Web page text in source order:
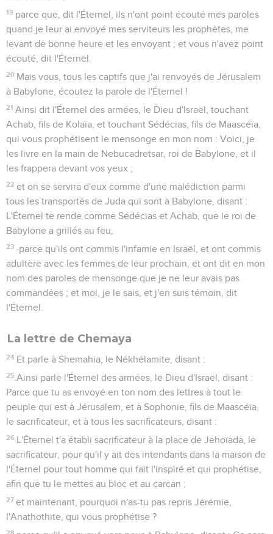
19 parce que, dit l'Éternel, ils n'ont point écouté mes paroles
quand je leur ai envoyé mes serviteurs les prophètes, me
levant de bonne heure et les envoyant ; et vous n'avez point
écouté, dit l'Éternel.
20 Mais vous, tous les captifs que j'ai renvoyés de Jérusalem
à Babylone, écoutez la parole de l'Éternel !
21 Ainsi dit l'Éternel des armées, le Dieu d'Israël, touchant
Achab, fils de Kolaïa, et touchant Sédécias, fils de Maascéïa,
qui vous prophétisent le mensonge en mon nom : Voici, je
les livre en la main de Nebucadretsar, roi de Babylone, et il
les frappera devant vos yeux ;
22 et on se servira d'eux comme d'une malédiction parmi
tous les transportés de Juda qui sont à Babylone, disant :
L'Éternel te rende comme Sédécias et Achab, que le roi de
Babylone a grillés au feu,
23 -parce qu'ils ont commis l'infamie en Israël, et ont commis
adultère avec les femmes de leur prochain, et ont dit en mon
nom des paroles de mensonge que je ne leur avais pas
commandées ; et moi, je le sais, et j'en suis témoin, dit
l'Éternel.
La lettre de Chemaya
24 Et parle à Shemahia, le Nékhélamite, disant :
25 Ainsi parle l'Éternel des armées, le Dieu d'Israël, disant :
Parce que tu as envoyé en ton nom des lettres à tout le
peuple qui est à Jérusalem, et à Sophonie, fils de Maascéïa,
le sacrificateur, et à tous les sacrificateurs, disant :
26 L'Éternel t'a établi sacrificateur à la place de Jehoïada, le
sacrificateur, pour qu'il y ait des intendants dans la maison de
l'Éternel pour tout homme qui fait l'inspiré et qui prophétise,
afin que tu le mettes au bloc et au carcan ;
27 et maintenant, pourquoi n'as-tu pas repris Jérémie,
l'Anathothite, qui vous prophétise ?
28